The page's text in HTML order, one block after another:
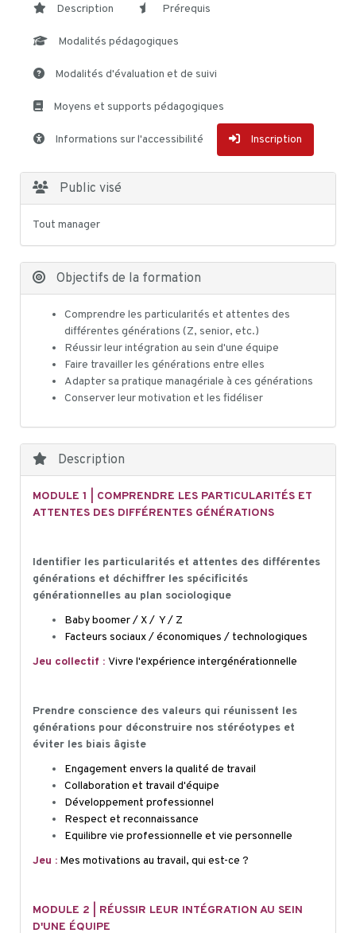
Description Prérequis
Modalités pédagogiques
Modalités d'évaluation et de suivi
Moyens et supports pédagogiques
Informations sur l'accessibilité Inscription
Public visé
Tout manager
Objectifs de la formation
Comprendre les particularités et attentes des
différentes générations (Z, senior, etc.)
Réussir leur intégration au sein d'une équipe
Faire travailler les générations entre elles
Adapter sa pratique managériale à ces générations
Conserver leur motivation et les fidéliser
Description
MODULE 1 | COMPRENDRE LES PARTICULARITÉS ET
ATTENTES DES DIFFÉRENTES GÉNÉRATIONS
Identifier les particularités et attentes des différentes
générations et déchiffrer les spécificités
générationnelles au plan sociologique
Baby boomer / X / Y / Z
Facteurs sociaux / économiques / technologiques
Jeu collectif : Vivre l'expérience intergénérationnelle
Prendre conscience des valeurs qui réunissent les
générations pour déconstruire nos stéréotypes et
éviter les biais âgiste
Engagement envers la qualité de travail
Collaboration et travail d'équipe
Développement professionnel
Respect et reconnaissance
Equilibre vie professionnelle et vie personnelle
Jeu : Mes motivations au travail, qui est-ce ?
MODULE 2 | RÉUSSIR LEUR INTÉGRATION AU SEIN
D'UNE ÉQUIPE